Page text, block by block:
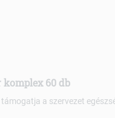
komplex 60 db
támogatja a szervezet